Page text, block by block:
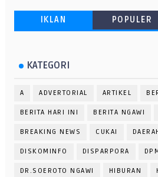
IKLAN POPULER
KATEGORI
A ADVERTORIAL ARTIKEL
BERITA HARI INI BERITA NGAWI
BREAKING NEWS CUKAI
DISKOMINFO DISPARPORA
DR.SOEROTO NGAWI HIBURAN